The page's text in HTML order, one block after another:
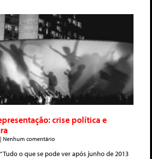
crise política e
Nenhum comentário
o que se pode ver após junho de 2013